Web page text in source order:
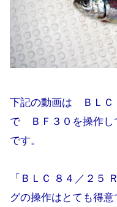
下記の動画は ＢＬ
で ＢＦ３０を操作し
です。
「ＢＬＣ ８４／２
グの操作はとても得